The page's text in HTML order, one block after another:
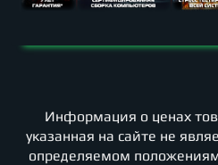
Информация о ценах
указанная на сайте не
определяемом